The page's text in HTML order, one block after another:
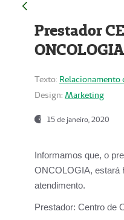
Prestador
ONCOLOGIA
Texto: Relacionamento
Design: Marketing
15 de janeiro, 2020
Informamos que, o
ONCOLOGIA, estará
atendimento.
Prestador: Centro de